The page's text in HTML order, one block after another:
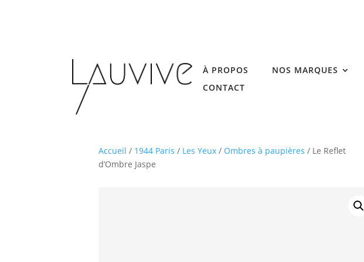
À PROPOS NOS MARQUES
CONTACT
Accueil / 1944 Paris / Les Yeux / Ombres à paupières / Le Reflet
d’Ombre Jaspe